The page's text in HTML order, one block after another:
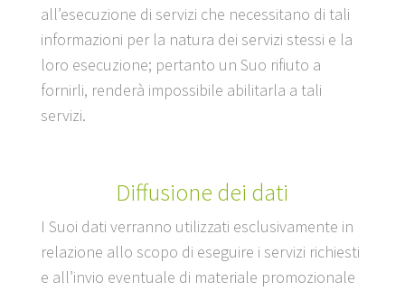
all’esecuzione di servizi che necessitano di tali
informazioni per la natura dei servizi stessi e la
loro esecuzione; pertanto un Suo rifiuto a
fornirli, renderà impossibile abilitarla a tali
servizi.
Diffusione dei dati
I Suoi dati verranno utilizzati esclusivamente in
relazione allo scopo di eseguire i servizi richiesti
e all’invio eventuale di materiale promozionale